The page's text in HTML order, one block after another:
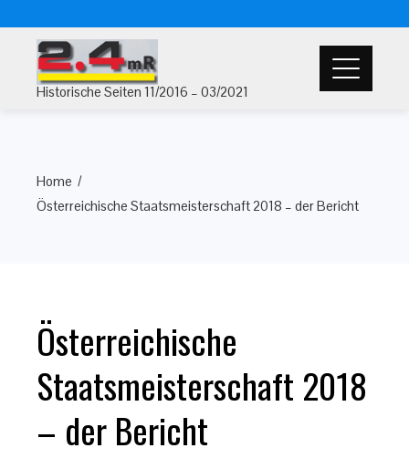
Historische Seiten 11/2016 – 03/2021
Home
Österreichische Staatsmeisterschaft 2018 – der Bericht
Österreichische
Staatsmeisterschaft 2018
– der Bericht